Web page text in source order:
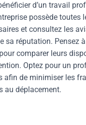
d’un travail
possède toutes
et consultez les
sa réputation. Pensez
comparer leurs
Optez pour un
afin de minimiser les
au déplacement.